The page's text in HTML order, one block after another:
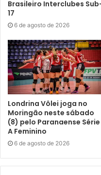
Brasileiro Interclubes
17
6 de agosto de 2026
Londrina Vôlei joga no
Moringão neste sábado
(8) pelo Paranaense Série
A Feminino
6 de agosto de 2026